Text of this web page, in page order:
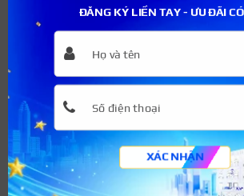
các kỹ thuật điêu khắc 3D.
Chương trình học thực tiễn, giúp
cấu trúc da, kỹ thuật điêu khắc,
chân mày hỏng, trổ màu, cùng
thường gặp.
Học viên sẽ được thực hành
mẫu thật, giúp nhanh chóng nâng
Thông tin liên hệ:
ĐĂNG KÝ LIỀN TAY - ƯU ĐÃI
XÁC NHẬN